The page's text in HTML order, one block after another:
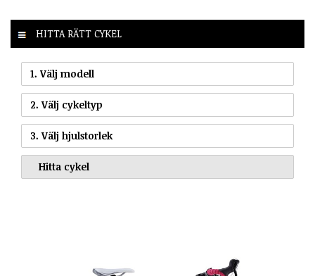
HITTA RÄTT CYKEL
1. Välj modell
2. Välj cykeltyp
3. Välj hjulstorlek